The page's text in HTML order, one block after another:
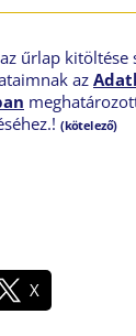
űrlap kitöltése
az
(kötelező)
X